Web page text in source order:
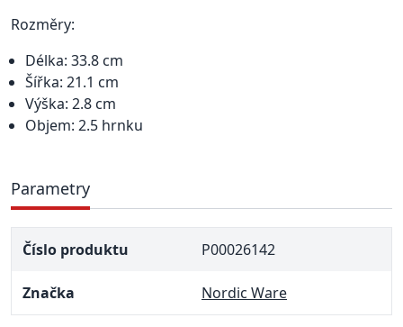
Rozměry:
Délka: 33.8 cm
Šířka: 21.1 cm
Výška: 2.8 cm
Objem: 2.5 hrnku
Parametry
Číslo produktu P00026142
Značka Nordic Ware